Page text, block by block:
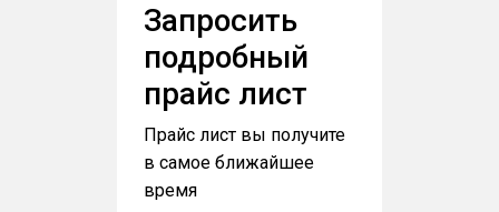
Запросить
подробный
прайс лист
Прайс лист вы получите
в самое ближайшее
время